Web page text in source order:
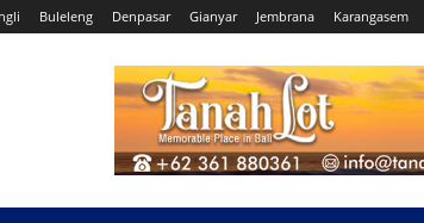
Buleleng Denpasar Gianyar Jembrana Karangasem